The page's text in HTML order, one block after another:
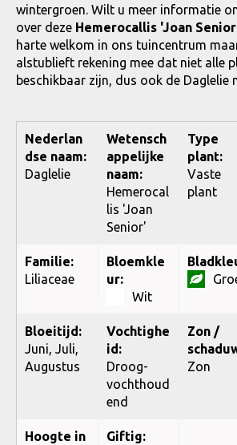
wintergroen. Wilt u meer informatie
over deze Hemerocallis 'Joan
harte welkom in ons tuincentrum
alstublieft rekening mee dat niet alle
beschikbaar zijn, dus ook de Daglelie
Nederlan
dse naam:
Daglelie
Wetensch
appelijke
naam:
Hemerocal
lis 'Joan
Senior'
Type
plant:
Vaste
plant
Familie:
Liliaceae
Bloemkle
ur:
Wit
Bloeitijd:
Juni, Juli,
Augustus
Vochtighe
id:
Droog-
vochthoud
end
Zon /
Zon
Hoogte in
Giftig: